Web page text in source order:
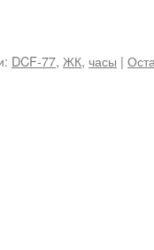
DCF-77, ЖК, часы |